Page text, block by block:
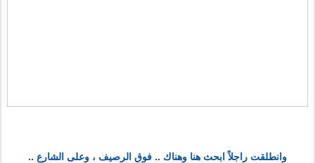
وانطلقت راجلاً ابحث هنا وهناك .. فوق الرصيف ، وعلى الشارع ..